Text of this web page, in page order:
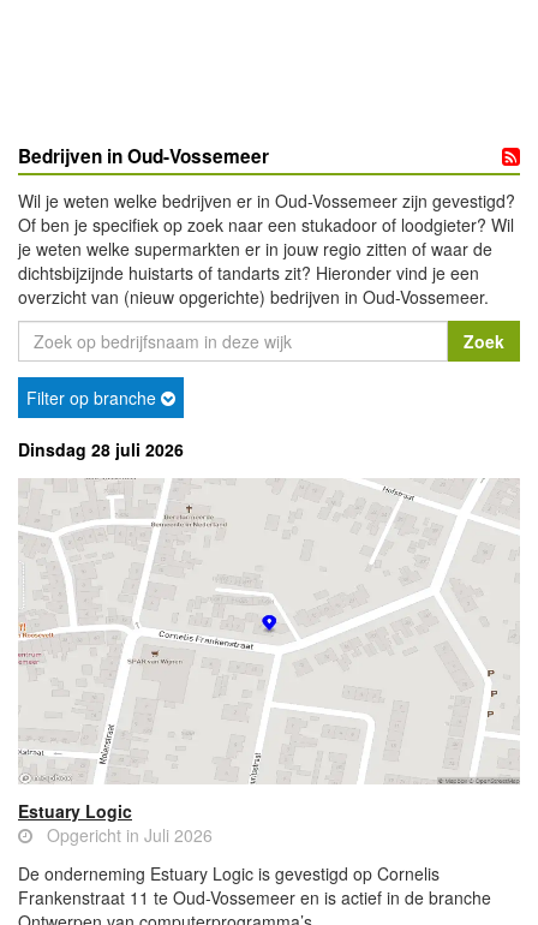
Bedrijven in Oud-Vossemeer
Wil je weten welke bedrijven er in Oud-Vossemeer zijn gevestigd?
Of ben je specifiek op zoek naar een stukadoor of loodgieter? Wil
je weten welke supermarkten er in jouw regio zitten of waar de
dichtsbijzijnde huistarts of tandarts zit? Hieronder vind je een
overzicht van (nieuw opgerichte) bedrijven in Oud-Vossemeer.
Filter op branche
Dinsdag 28 juli 2026
Estuary Logic
Opgericht in Juli 2026
De onderneming Estuary Logic is gevestigd op Cornelis
Frankenstraat 11 te Oud-Vossemeer en is actief in de branche